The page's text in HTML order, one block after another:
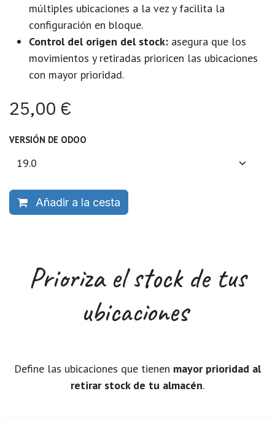
múltiples ubicaciones a la vez y facilita la
configuración en bloque.
Control del origen del stock: asegura que los
movimientos y retiradas prioricen las ubicaciones
con mayor prioridad.
25,00 €
VERSIÓN DE ODOO
Añadir a la cesta
Prioriza el stockde tus
ubicaciones
Define las ubicaciones que tienen mayor prioridad al
retirar stock de tu almacén.